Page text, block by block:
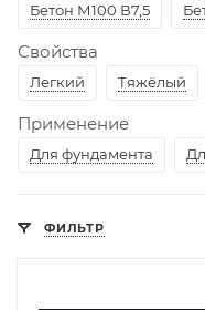
Бетон М100 В7,5
Свойства
Легкий Тяжёлый
Применение
Для фундамента
ФИЛЬТР